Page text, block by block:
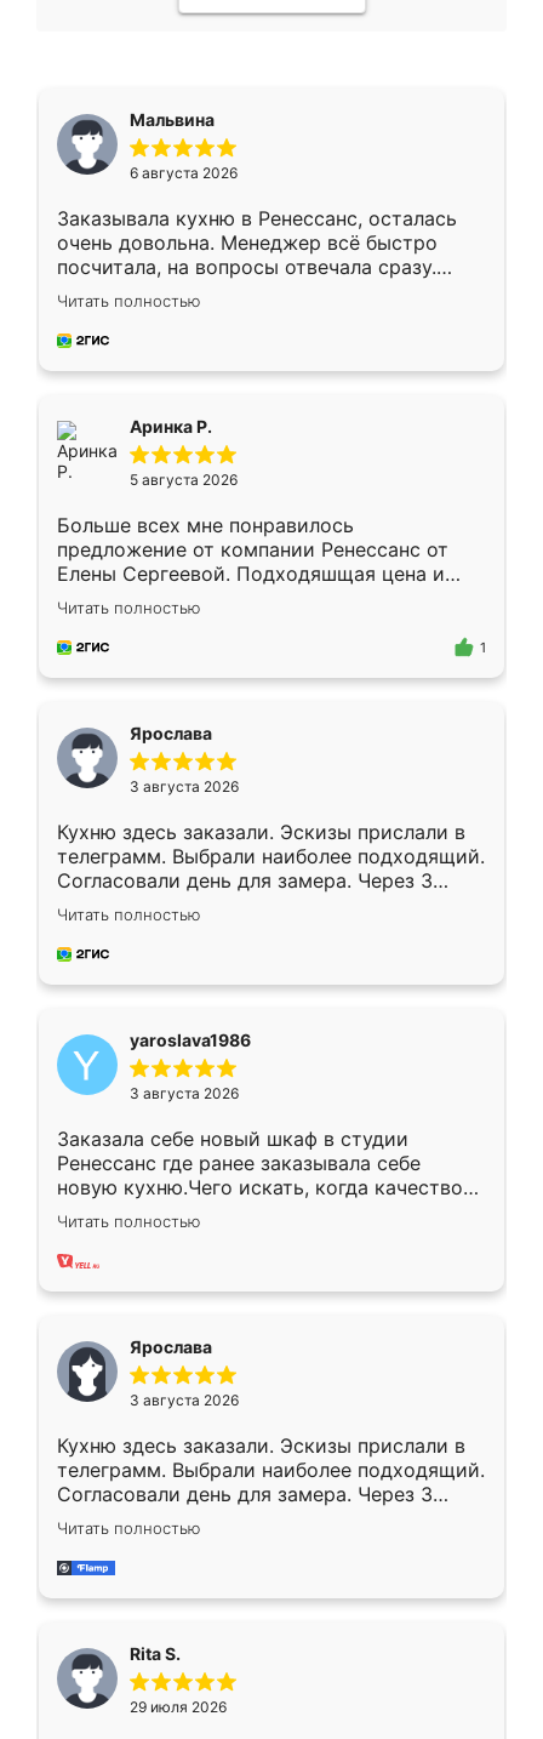
Мальвина
6 августа 2026
Заказывала кухню в Ренессанс, осталась
очень довольна. Менеджер всё быстро
посчитала, на вопросы отвечала сразу.
Замерщик приехал в субботу, подошёл к
делу со всей ответственностью. Собрали
за день, ребята работали аккуратно, даже
Читать полностью
Аринка Р.
5 августа 2026
Больше всех мне понравилось
предложение от компании Ренессанс от
Елены Сергеевой. Подходяшщая цена и
короткие сроки изготовления. Приехавший
для замера сотрудник Владислав
предложил по моему эскизу самый
Читать полностью
1
Ярослава
3 августа 2026
Кухню здесь заказали. Эскизы прислали в
телеграмм. Выбрали наиболее подходящий.
Согласовали день для замера. Через 3
недели кухня была уже готова. Остались
довольны работой. Спасибо Ренессанс
мебель за качественную работу!
Читать полностью
yaroslava1986
3 августа 2026
Заказала себе новый шкаф в студии
Ренессанс где ранее заказывала себе
новую кухню.Чего искать, когда качеством
вполне довольна. Служит кухня уже почти
два года, нареканий нет.
Читать полностью
Ярослава
3 августа 2026
Кухню здесь заказали. Эскизы прислали в
телеграмм. Выбрали наиболее подходящий.
Согласовали день для замера. Через 3
недели кухня была уже готова. Остались
довольны работой. Спасибо Ренессанс
мебель за качественную работу!
Читать полностью
Rita S.
29 июля 2026